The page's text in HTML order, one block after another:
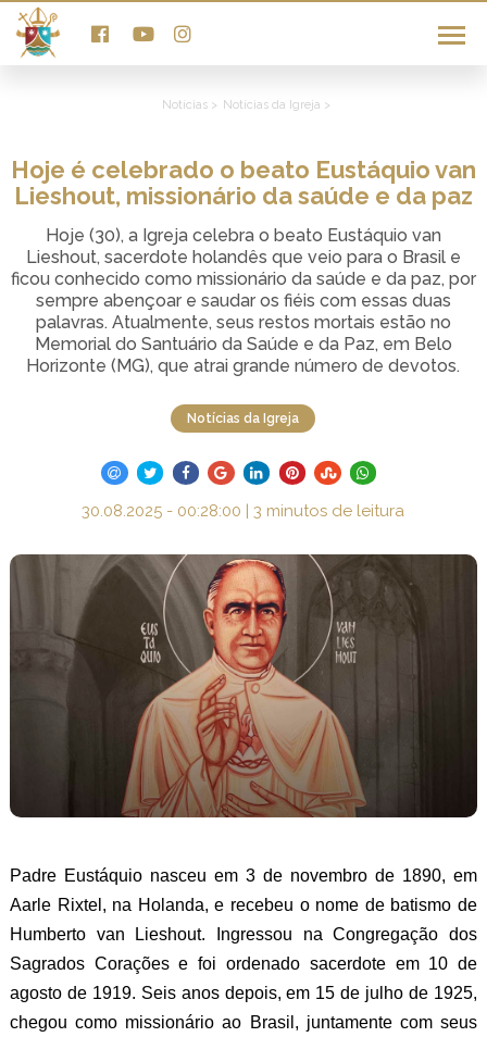
Notícias > Notícias da Igreja >
Hoje é celebrado o beato Eustáquio van
Lieshout, missionário da saúde e da paz
Hoje (30), a Igreja celebra o beato Eustáquio van
Lieshout, sacerdote holandês que veio para o Brasil e
ficou conhecido como missionário da saúde e da paz, por
sempre abençoar e saudar os fiéis com essas duas
palavras. Atualmente, seus restos mortais estão no
Memorial do Santuário da Saúde e da Paz, em Belo
Horizonte (MG), que atrai grande número de devotos.
Notícias da Igreja
30.08.2025 - 00:28:00 | 3 minutos de leitura
Padre Eustáquio nasceu em 3 de novembro de 1890, em
Aarle Rixtel, na Holanda, e recebeu o nome de batismo de
Humberto van Lieshout. Ingressou na Congregação dos
Sagrados Corações e foi ordenado sacerdote em 10 de
agosto de 1919. Seis anos depois, em 15 de julho de 1925,
chegou como missionário ao Brasil, juntamente com seus